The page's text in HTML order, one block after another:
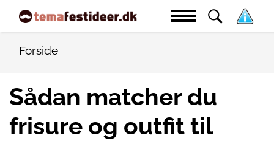
Forside
Sådan matcher du
frisure og outfit til